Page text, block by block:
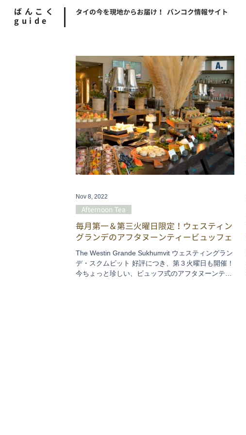
ばんこく
guide
タイの今を現地からお届け！ バンコク情報サイト
毎月第一＆第三火曜日限定！ウェスティン
グランデのアフタヌーンティービュッフェ
The Westin Grande Sukhumvit ウェスティングラン
デ・スクムビット 好評につき、第３火曜日も開催！
今ちょっと珍しい、ビュッフ式のアフタヌーンティ
Afternoon Tea
Nov 8, 2022